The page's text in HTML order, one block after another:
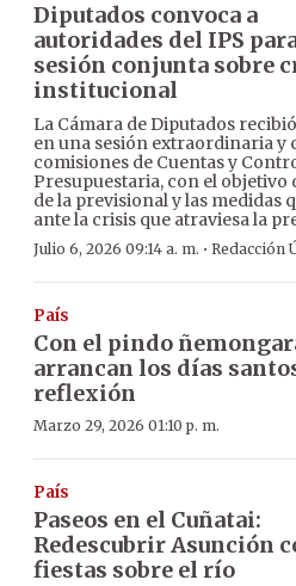
Diputados convoca a
autoridades del IPS
sesión conjunta sobre
institucional
La Cámara de Diputados
en una sesión extraordinaria y
comisiones de Cuentas y
Presupuestaria, con el objetivo
de la previsional y las medidas
ante la crisis que atraviesa la
Julio 6, 2026 09:14 a. m. · Redacción
País
Con el pindo
arrancan los días
reflexión
Marzo 29, 2026 01:10 p. m.
País
Paseos en el Cuñatai:
Redescubrir Asunción
fiestas sobre el río